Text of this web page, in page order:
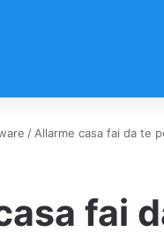
/ Allarme casa fai da te
fai